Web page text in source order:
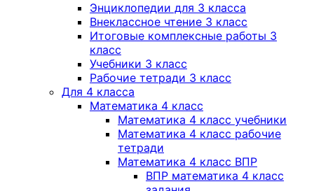
Энциклопедии для 3 класса
Внеклассное чтение 3 класс
Итоговые комплексные работы 3
класс
Учебники 3 класс
Рабочие тетради 3 класс
Для 4 класса
Математика 4 класс
Математика 4 класс учебники
Математика 4 класс рабочие
тетради
Математика 4 класс ВПР
ВПР математика 4 класс